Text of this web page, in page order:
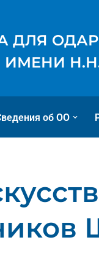
ДЛЯ
ИМЕНИ
об ОО